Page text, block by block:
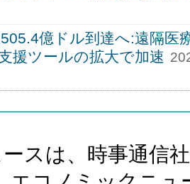
億ドル到達へ:遠隔医
援ツールの拡大で加速
スは、時事通信